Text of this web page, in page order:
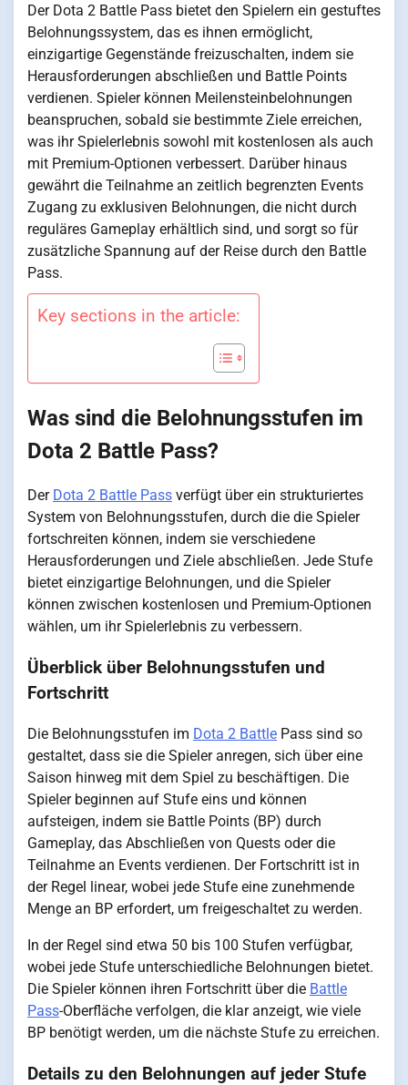
Der Dota 2 Battle Pass bietet den Spielern ein gestuftes
Belohnungssystem, das es ihnen ermöglicht,
einzigartige Gegenstände freizuschalten, indem sie
Herausforderungen abschließen und Battle Points
verdienen. Spieler können Meilensteinbelohnungen
beanspruchen, sobald sie bestimmte Ziele erreichen,
was ihr Spielerlebnis sowohl mit kostenlosen als auch
mit Premium-Optionen verbessert. Darüber hinaus
gewährt die Teilnahme an zeitlich begrenzten Events
Zugang zu exklusiven Belohnungen, die nicht durch
reguläres Gameplay erhältlich sind, und sorgt so für
zusätzliche Spannung auf der Reise durch den Battle
Pass.
Key sections in the article:
Was sind die Belohnungsstufen im
Dota 2 Battle Pass?
Der Dota 2 Battle Pass verfügt über ein strukturiertes
System von Belohnungsstufen, durch die die Spieler
fortschreiten können, indem sie verschiedene
Herausforderungen und Ziele abschließen. Jede Stufe
bietet einzigartige Belohnungen, und die Spieler
können zwischen kostenlosen und Premium-Optionen
wählen, um ihr Spielerlebnis zu verbessern.
Überblick über Belohnungsstufen und
Fortschritt
Die Belohnungsstufen im Dota 2 Battle Pass sind so
gestaltet, dass sie die Spieler anregen, sich über eine
Saison hinweg mit dem Spiel zu beschäftigen. Die
Spieler beginnen auf Stufe eins und können
aufsteigen, indem sie Battle Points (BP) durch
Gameplay, das Abschließen von Quests oder die
Teilnahme an Events verdienen. Der Fortschritt ist in
der Regel linear, wobei jede Stufe eine zunehmende
Menge an BP erfordert, um freigeschaltet zu werden.
In der Regel sind etwa 50 bis 100 Stufen verfügbar,
wobei jede Stufe unterschiedliche Belohnungen bietet.
Die Spieler können ihren Fortschritt über die Battle
Pass-Oberfläche verfolgen, die klar anzeigt, wie viele
BP benötigt werden, um die nächste Stufe zu erreichen.
Details zu den Belohnungen auf jeder Stufe